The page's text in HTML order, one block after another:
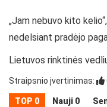
„Jam nebuvo kito
nedelsiant pradėjo
Lietuvos rinktinės
Straipsnio įvertinimas:
TOP 0 Nauji 0